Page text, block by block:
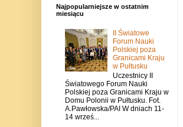
Najpopularniejsze w ostatnim
miesiącu
II Światowe
Forum Nauki
Polskiej poza
Granicami Kraju
w Pułtusku
Uczestnicy II
Światowego Forum Nauki
Polskiej poza Granicami Kraju w
Domu Polonii w Pułtusku. Fot.
A.Pawłowska/PAI W dniach 11-
14 wrześ...